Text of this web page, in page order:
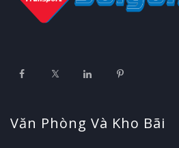
Văn Phòng Và Kho Bãi